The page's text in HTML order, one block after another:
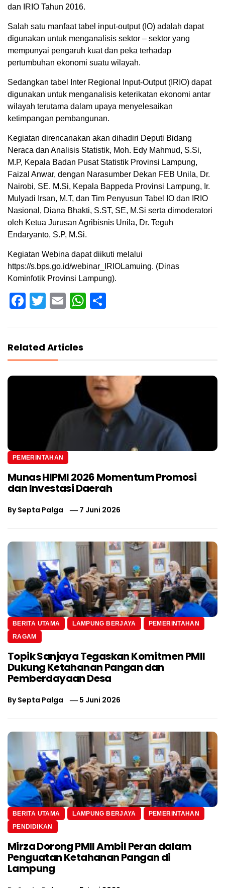
dan IRIO Tahun 2016.
Salah satu manfaat tabel input-output (IO) adalah dapat
digunakan untuk menganalisis sektor – sektor yang
mempunyai pengaruh kuat dan peka terhadap
pertumbuhan ekonomi suatu wilayah.
Sedangkan tabel Inter Regional Input-Output (IRIO) dapat
digunakan untuk menganalisis keterikatan ekonomi antar
wilayah terutama dalam upaya menyelesaikan
ketimpangan pembangunan.
Kegiatan direncanakan akan dihadiri Deputi Bidang
Neraca dan Analisis Statistik, Moh. Edy Mahmud, S.Si,
M.P, Kepala Badan Pusat Statistik Provinsi Lampung,
Faizal Anwar, dengan Narasumber Dekan FEB Unila, Dr.
Nairobi, SE. M.Si, Kepala Bappeda Provinsi Lampung, Ir.
Mulyadi Irsan, M.T, dan Tim Penyusun Tabel IO dan IRIO
Nasional, Diana Bhakti, S.ST, SE, M.Si serta dimoderatori
oleh Ketua Jurusan Agribisnis Unila, Dr. Teguh
Endaryanto, S.P, M.Si.
Kegiatan Webina dapat diikuti melalui
https://s.bps.go.id/webinar_IRIOLamuing. (Dinas
Kominfotik Provinsi Lampung).
Facebook
Twitter
EmailWhatsApp
Related Articles
PEMERINTAHAN
Munas HIPMI 2026 Momentum Promosi
dan Investasi Daerah
BySepta Palga 7 Juni 2026
BERITA UTAMA LAMPUNG BERJAYA
PEMERINTAHAN
RAGAM
Topik Sanjaya Tegaskan Komitmen PMII
Dukung Ketahanan Pangan dan
Pemberdayaan Desa
BySepta Palga 5 Juni 2026
BERITA UTAMA LAMPUNG BERJAYA
PEMERINTAHAN
PENDIDIKAN
Mirza Dorong PMII Ambil Peran dalam
Penguatan Ketahanan Pangan di
Lampung